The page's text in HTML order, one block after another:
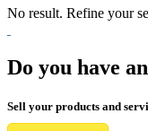
No result. Refine your
Do you have
Sell your products and